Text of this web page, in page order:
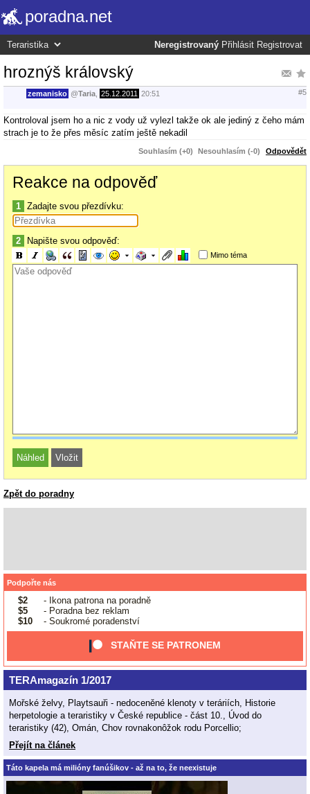
poradna.net
Neregistrovaný Přihlásit Registrovat
hroznýš královský
zemanisko @Taria 25.12.2011 20:51 #5
Kontroloval jsem ho a nic z vody už vylezl takže ok ale jediný z čeho mám
strach je to že přes měsíc zatím ještě nekadil
Souhlasím (+0) Nesouhlasím (-0) Odpovědět
Reakce na odpověď
1 Zadajte svou přezdívku:
2 Napište svou odpověď:
Mimo téma
Zpět do poradny
Podpořte nás
$2
- Ikona patrona na poradně
$5
- Poradna bez reklam
$10
- Soukromé poradenství
STAŇTE SE PATRONEM
TERAmagazín 1/2017
Mořské želvy, Playtsauři - nedoceněné klenoty v teráriích, Historie
herpetologie a teraristiky v České republice - část 10., Úvod do
teraristiky (42), Omán, Chov rovnakonôžok rodu Porcellio;
Přejít na článek
Táto kapela má milióny fanúšikov - až na to, že neexistuje